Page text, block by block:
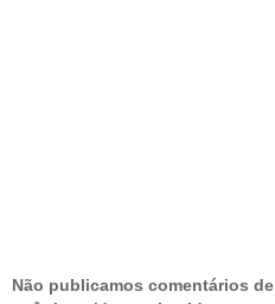
Não publicamos comentários de